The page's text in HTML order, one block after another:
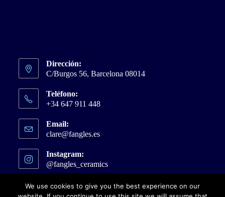
Dirección:
C/Burgos 56, Barcelona 08014
Teléfono:
+34 647 911 448
Email:
clare@fangles.esSe
tu
Instagram:
@fangles_ceramicsSe
abre
una
We use cookies to give you the best experience on our